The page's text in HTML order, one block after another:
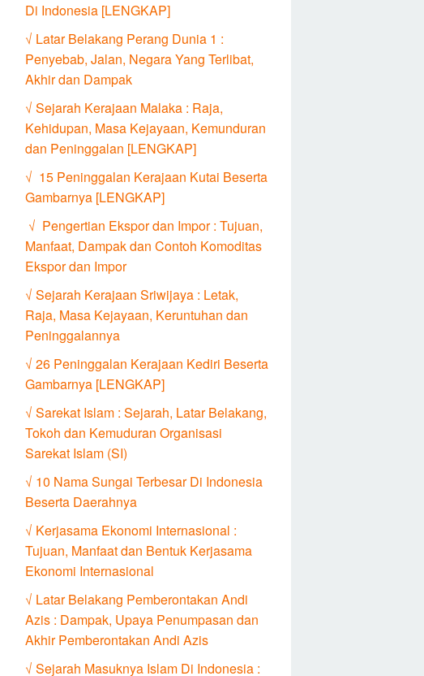
Di Indonesia [LENGKAP]
√ Latar Belakang Perang Dunia 1 :
Penyebab, Jalan, Negara Yang Terlibat,
Akhir dan Dampak
√ Sejarah Kerajaan Malaka : Raja,
Kehidupan, Masa Kejayaan, Kemunduran
dan Peninggalan [LENGKAP]
√ 15 Peninggalan Kerajaan Kutai Beserta
Gambarnya [LENGKAP]
√ Pengertian Ekspor dan Impor : Tujuan,
Manfaat, Dampak dan Contoh Komoditas
Ekspor dan Impor
√ Sejarah Kerajaan Sriwijaya : Letak,
Raja, Masa Kejayaan, Keruntuhan dan
Peninggalannya
√ 26 Peninggalan Kerajaan Kediri Beserta
Gambarnya [LENGKAP]
√ Sarekat Islam : Sejarah, Latar Belakang,
Tokoh dan Kemuduran Organisasi
Sarekat Islam (SI)
√ 10 Nama Sungai Terbesar Di Indonesia
Beserta Daerahnya
√ Kerjasama Ekonomi Internasional :
Tujuan, Manfaat dan Bentuk Kerjasama
Ekonomi Internasional
√ Latar Belakang Pemberontakan Andi
Azis : Dampak, Upaya Penumpasan dan
Akhir Pemberontakan Andi Azis
√ Sejarah Masuknya Islam Di Indonesia :